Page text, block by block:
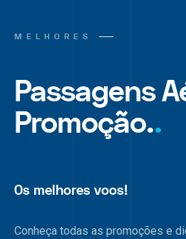
MELHORES
Passagens
Promoção..
Os melhores voos!
Conheça todas as promoções e